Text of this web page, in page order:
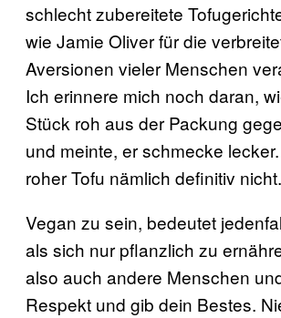
schlecht zubereitete
wie Jamie Oliver für die
Aversionen vieler Menschen
Ich erinnere mich noch daran,
Stück roh aus der Packung
und meinte, er schmecke
roher Tofu nämlich definitiv nicht.
Vegan zu sein, bedeutet
als sich nur pflanzlich zu
also auch andere Menschen
Respekt und gib dein Bestes.